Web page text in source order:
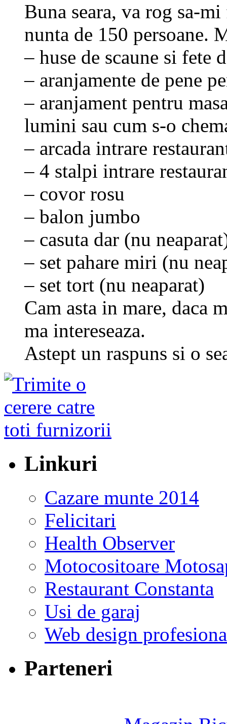
Buna seara, va rog sa-
nunta de 150 persoane.
– huse de scaune si fete
– aranjamente de pene
– aranjament pentru
lumini sau cum s-o
– arcada intrare
– 4 stalpi intrare
– covor rosu
– balon jumbo
– casuta dar (nu
– set pahare miri (nu
– set tort (nu neaparat)
Cam asta in mare, daca
ma intereseaza.
Astept un raspuns si o
Linkuri
Cazare munte 2014
Felicitari
Health Observer
Motocositoare
Restaurant Constanta
Usi de garaj
Web design
Parteneri